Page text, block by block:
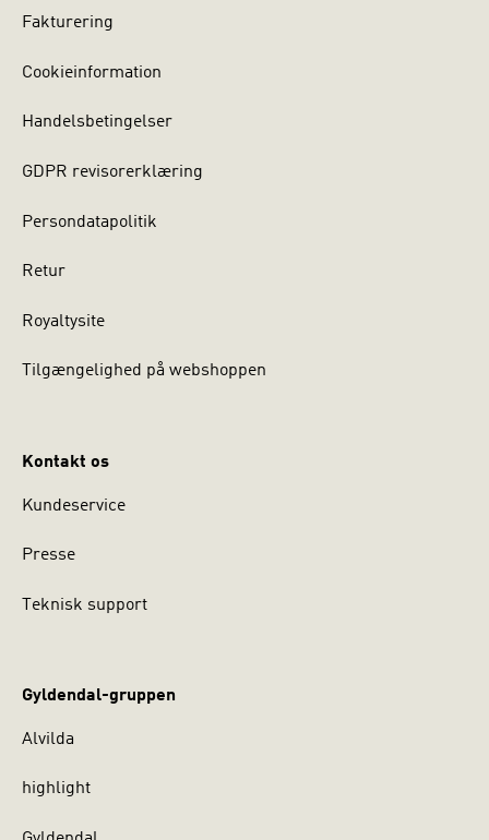
Fakturering
Cookieinformation
Handelsbetingelser
GDPR revisorerklæring
Persondatapolitik
Retur
Royaltysite
Tilgængelighed på webshoppen
Kontakt os
Kundeservice
Presse
Teknisk support
Gyldendal-gruppen
Alvilda
highlight